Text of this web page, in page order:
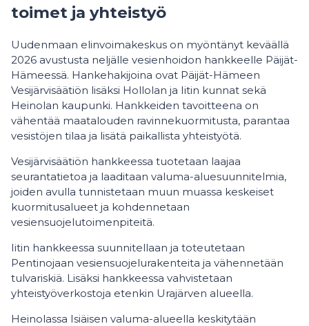
toimet ja yhteistyö
Uudenmaan elinvoimakeskus on myöntänyt keväällä
2026 avustusta neljälle vesienhoidon hankkeelle Päijät-
Hämeessä. Hankehakijoina ovat Päijät-Hämeen
Vesijärvisäätiön lisäksi Hollolan ja Iitin kunnat sekä
Heinolan kaupunki. Hankkeiden tavoitteena on
vähentää maatalouden ravinnekuormitusta, parantaa
vesistöjen tilaa ja lisätä paikallista yhteistyötä.
Vesijärvisäätiön hankkeessa tuotetaan laajaa
seurantatietoa ja laaditaan valuma-aluesuunnitelmia,
joiden avulla tunnistetaan muun muassa keskeiset
kuormitusalueet ja kohdennetaan
vesiensuojelutoimenpiteitä.
Iitin hankkeessa suunnitellaan ja toteutetaan
Pentinojaan vesiensuojelurakenteita ja vähennetään
tulvariskiä. Lisäksi hankkeessa vahvistetaan
yhteistyöverkostoja etenkin Urajärven alueella.
Heinolassa Isiäisen valuma-alueella keskitytään